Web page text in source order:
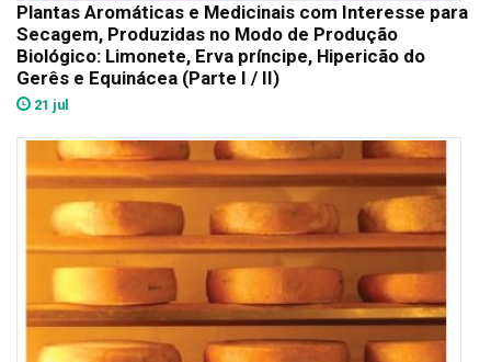
Plantas Aromáticas e Medicinais com Interesse para
Secagem, Produzidas no Modo de Produção
Biológico: Limonete, Erva príncipe, Hipericão do
Gerês e Equinácea (Parte I / II)
21 jul